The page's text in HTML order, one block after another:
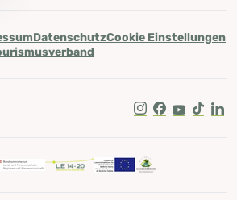
DatenschutzCookie Einstellungen
Instagram
Facebook
Youtube
Tik Tok